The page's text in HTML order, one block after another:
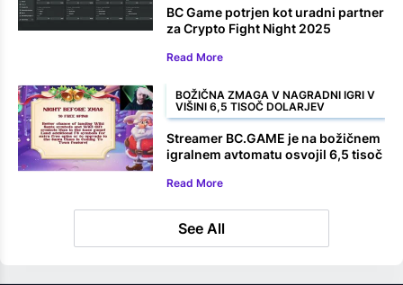
BC Game potrjen kot uradni partner
za Crypto Fight Night 2025
Read More
BOŽIČNA ZMAGA V NAGRADNI IGRI V
VIŠINI 6,5 TISOČ DOLARJEV
Streamer BC.GAME je na božičnem
igralnem avtomatu osvojil 6,5 tisoč
Read More
See All